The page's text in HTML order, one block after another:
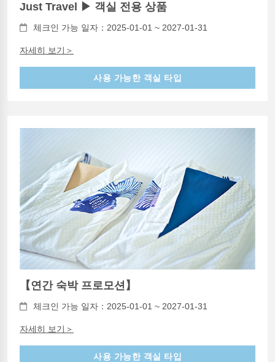
Just Travel ▶ 객실 전용 상품
체크인 가능 일자：2025-01-01 ~ 2027-01-31
자세히 보기＞
사용 가능한 객실 타입
【연간 숙박 프로모션】
체크인 가능 일자：2025-01-01 ~ 2027-01-31
자세히 보기＞
사용 가능한 객실 타입